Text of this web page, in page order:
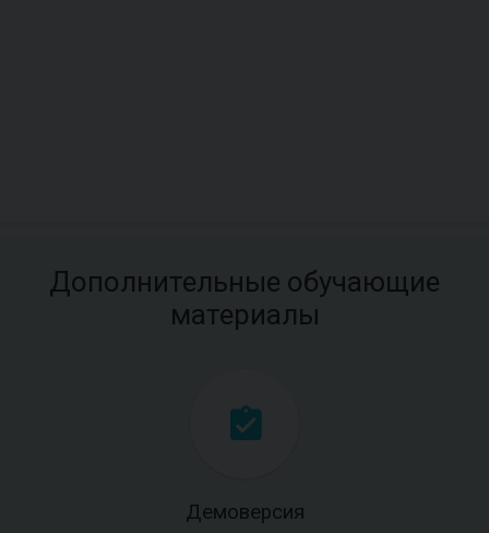
Дополнительные обучающие
материалы
Демоверсия